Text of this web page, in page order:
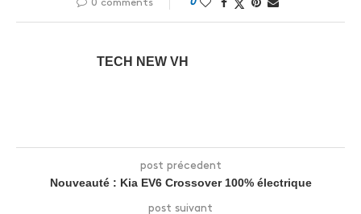
0 comments
TECH NEW VH
post précedent
Nouveauté : Kia EV6 Crossover 100% électrique
post suivant